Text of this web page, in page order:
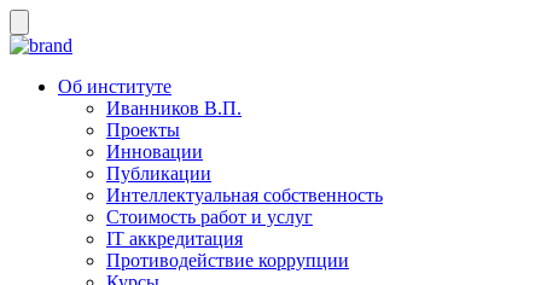
Об институте
Иванников В.П.
Проекты
Инновации
Публикации
Интеллектуальная собственность
Стоимость работ и услуг
IT аккредитация
Противодействие коррупции